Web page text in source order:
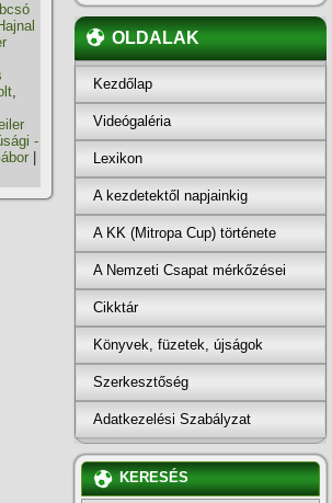
,
-
OLDALAK
Kezdőlap
Videógaléria
Lexikon
A kezdetektől napjainkig
A KK (Mitropa Cup) története
A Nemzeti Csapat mérkőzései
Cikktár
Könyvek, füzetek, újságok
Szerkesztőség
Adatkezelési Szabályzat
KERESÉS